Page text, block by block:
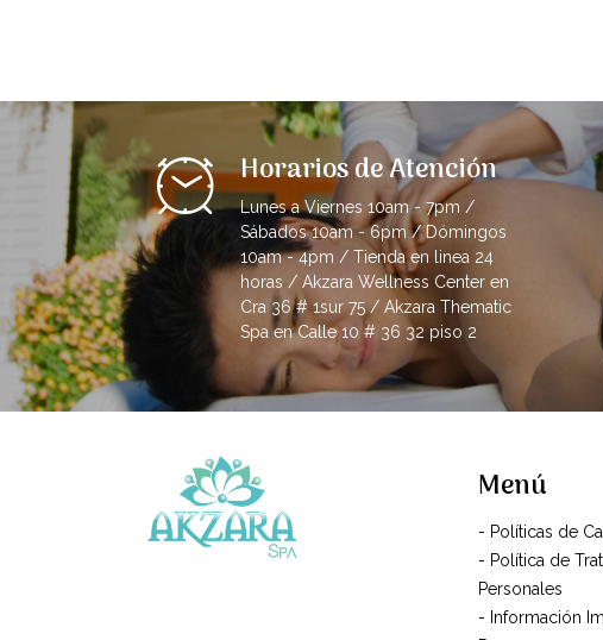
Horarios de Atención
Lunes a Viernes 10am - 7pm /
Sábados 10am - 6pm / Dómingos
10am - 4pm / Tienda en linea 24
horas / Akzara Wellness Center en
Cra 36 # 1sur 75 / Akzara Thematic
Spa en Calle 10 # 36 32 piso 2
Menú
- Políticas de
- Política de
Personales
- Información